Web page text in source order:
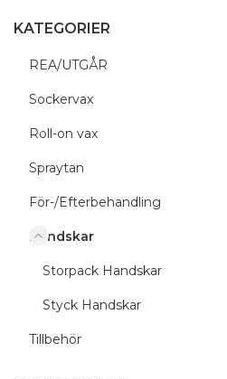
KATEGORIER
REA/UTGÅR
Sockervax
Roll-on vax
Spraytan
För-/Efterbehandling
Handskar
Storpack Handskar
Styck Handskar
Tillbehör